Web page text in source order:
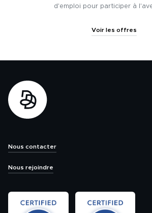
d'emploi pour participer à
Voir les offres
Nous contacter
Nous rejoindre